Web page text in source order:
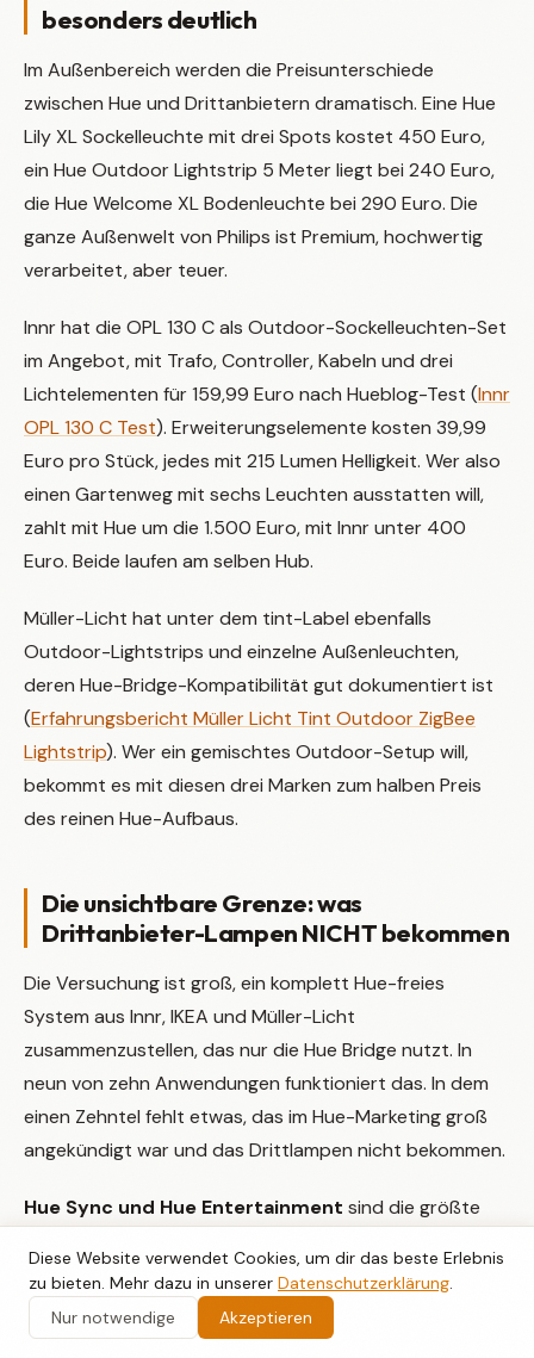
besonders deutlich
Im Außenbereich werden die Preisunterschiede
zwischen Hue und Drittanbietern dramatisch. Eine Hue
Lily XL Sockelleuchte mit drei Spots kostet 450 Euro,
ein Hue Outdoor Lightstrip 5 Meter liegt bei 240 Euro,
die Hue Welcome XL Bodenleuchte bei 290 Euro. Die
ganze Außenwelt von Philips ist Premium, hochwertig
verarbeitet, aber teuer.
Innr hat die OPL 130 C als Outdoor-Sockelleuchten-Set
im Angebot, mit Trafo, Controller, Kabeln und drei
Lichtelementen für 159,99 Euro nach Hueblog-Test (Innr
OPL 130 C Test). Erweiterungselemente kosten 39,99
Euro pro Stück, jedes mit 215 Lumen Helligkeit. Wer also
einen Gartenweg mit sechs Leuchten ausstatten will,
zahlt mit Hue um die 1.500 Euro, mit Innr unter 400
Euro. Beide laufen am selben Hub.
Müller-Licht hat unter dem tint-Label ebenfalls
Outdoor-Lightstrips und einzelne Außenleuchten,
deren Hue-Bridge-Kompatibilität gut dokumentiert ist
(Erfahrungsbericht Müller Licht Tint Outdoor ZigBee
Lightstrip). Wer ein gemischtes Outdoor-Setup will,
bekommt es mit diesen drei Marken zum halben Preis
des reinen Hue-Aufbaus.
Die unsichtbare Grenze: was
Drittanbieter-Lampen NICHT bekommen
Die Versuchung ist groß, ein komplett Hue-freies
System aus Innr, IKEA und Müller-Licht
zusammenzustellen, das nur die Hue Bridge nutzt. In
neun von zehn Anwendungen funktioniert das. In dem
einen Zehntel fehlt etwas, das im Hue-Marketing groß
angekündigt war und das Drittlampen nicht bekommen.
Hue Sync und Hue Entertainment sind die größte
Fernsehbild analysiert und Lampen passend ansteuert,
funktioniert ausschließlich mit Philips Hue White and
Color Ambiance Lampen. Drittanbieter werden
Diese Website verwendet Cookies, um dir das beste Erlebnis
zu bieten. Mehr dazu in unserer Datenschutzerklärung.
Nur notwendige
Akzeptieren